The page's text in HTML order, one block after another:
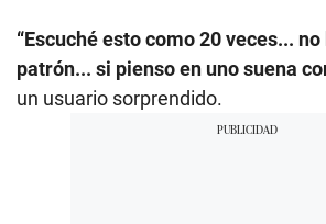
“Escuché esto como 20 veces...
patrón... si pienso en uno suena
un usuario sorprendido.